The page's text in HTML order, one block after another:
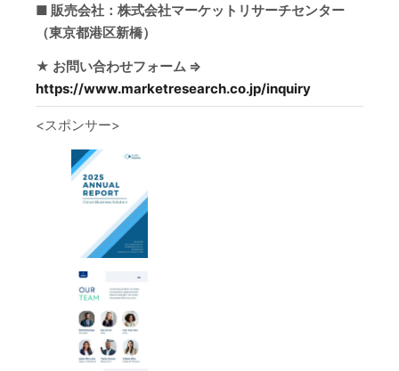
■ 販売会社：株式会社マーケットリサーチセンター
（東京都港区新橋）
★ お問い合わせフォーム ⇒
https://www.marketresearch.co.jp/inquiry
<スポンサー>